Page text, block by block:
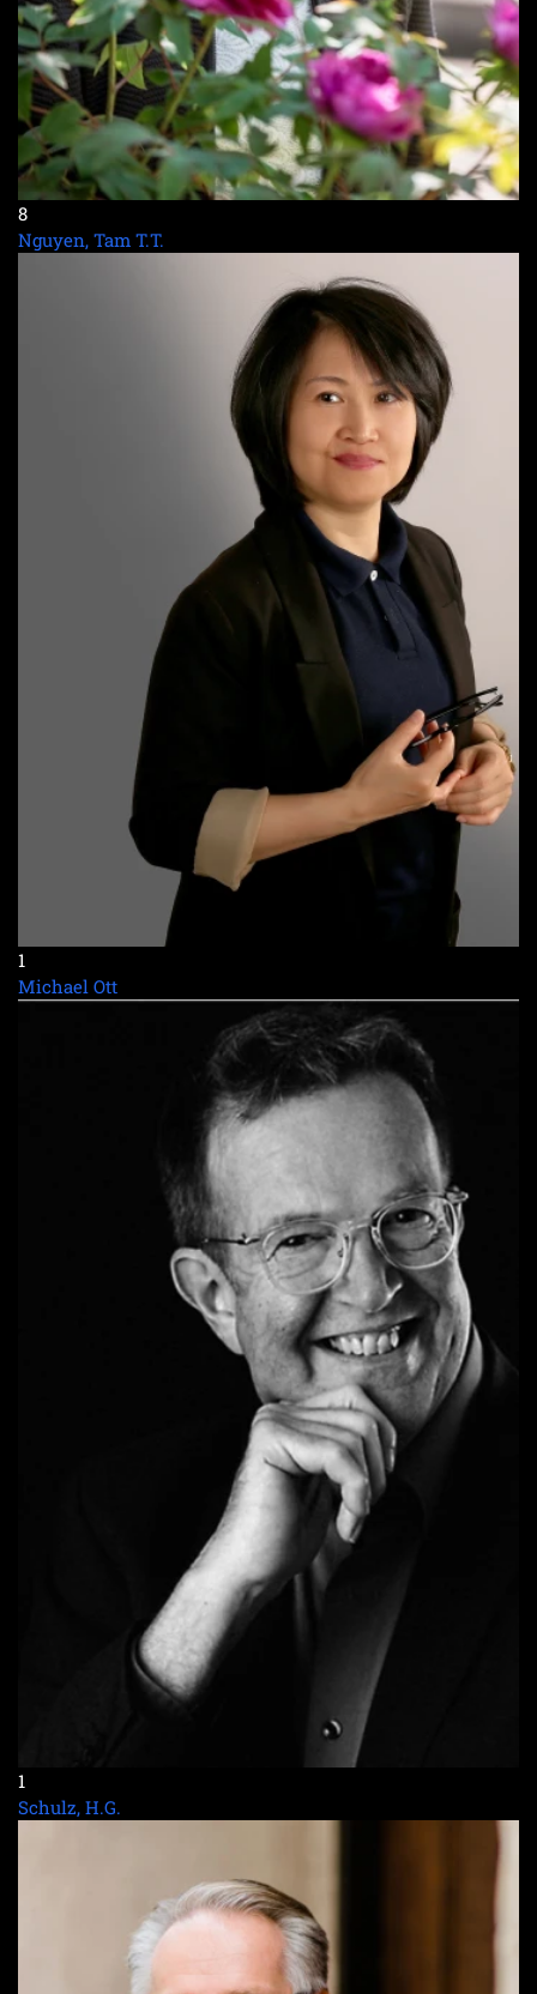
8
Nguyen, Tam T.T.
1
Michael Ott
1
Schulz, H.G.